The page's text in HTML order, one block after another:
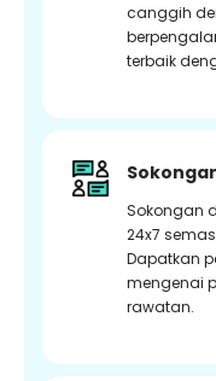
canggih
terbaik
Sokongan
24x7
Dapatkan
mengenai
rawatan.